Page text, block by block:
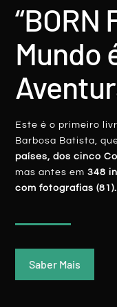
“BORN
Mundo
Este é o primeiro
Barbosa Batista,
países, dos cinco
mas antes em348
com fotografias (81).
Saber Mais